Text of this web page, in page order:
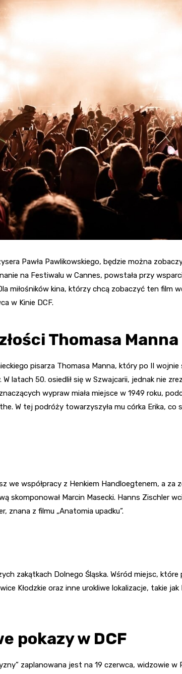
Pawła Pawlikowskiego, będzie można
na Festiwalu w Cannes, powstała przy
miłośników kina, którzy chcą zobaczyć ten film
w Kinie DCF.
Thomasa Manna
pisarza Thomasa Manna, który po II
latach 50. osiedlił się w Szwajcarii, jednak nie
wypraw miała miejsce w 1949 roku,
W tej podróży towarzyszyła mu córka Erika, co
we współpracy z Henkiem Handloegtenem, a za
skomponował Marcin Masecki. Hanns Zischler
znana z filmu „Anatomia upadku”.
zakątkach Dolnego Śląska. Wśród miejsc, które
Kłodzkie oraz inne urokliwe lokalizacje, takie
pokazy w DCF
zaplanowana jest na 19 czerwca, widzowie